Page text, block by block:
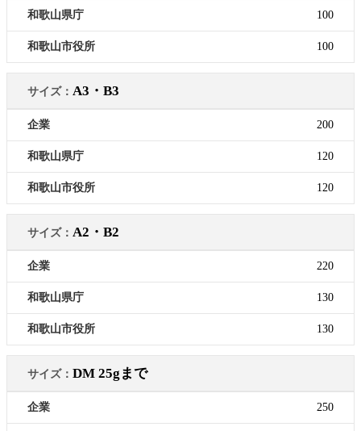
100
100
A3・B3
200
120
120
A2・B2
220
130
130
DM 25gまで
250